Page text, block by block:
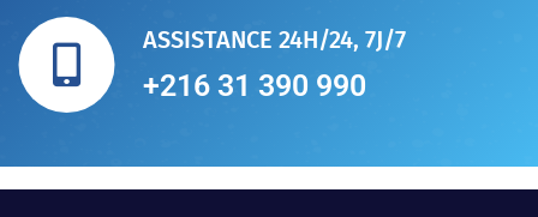
ASSISTANCE 24H/24, 7J/7
+216 31 390 990